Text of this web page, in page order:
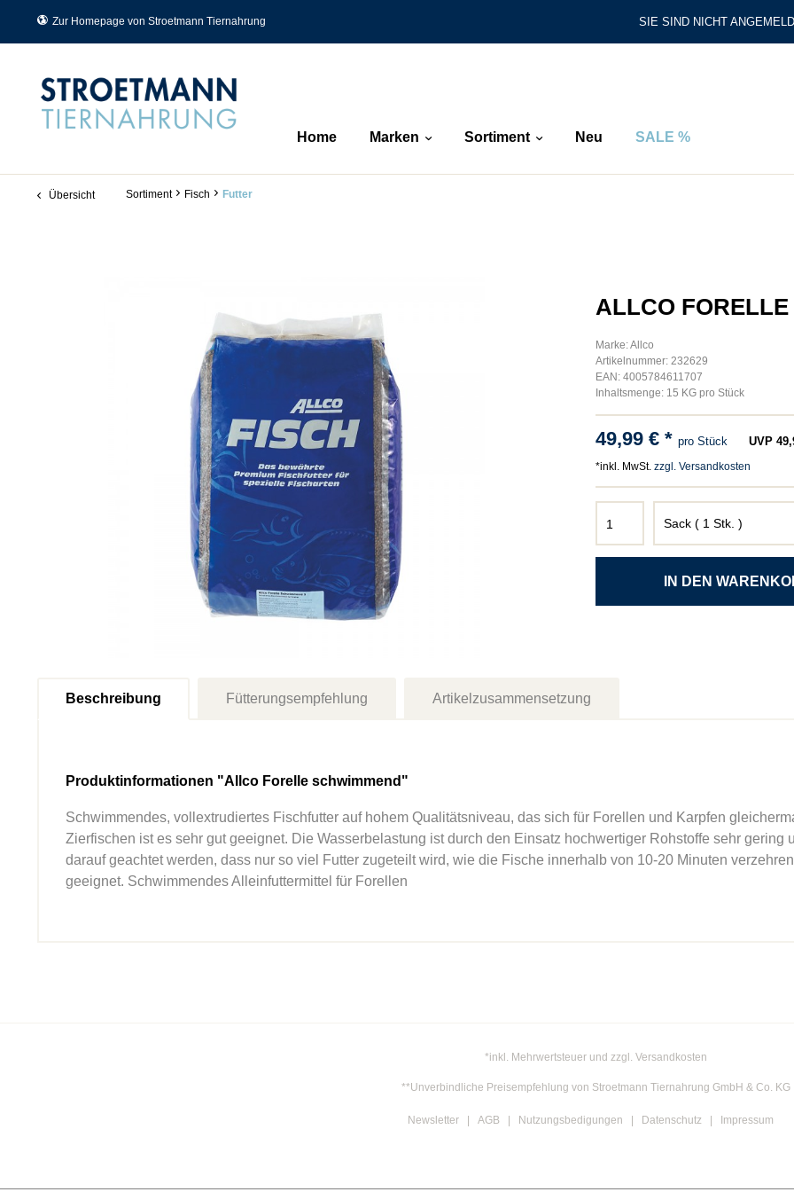
Zur Homepage von Stroetmann Tiernahrung SIE SIND NICHT
Home Marken Sortiment Neu SALE %
Übersicht Sortiment Fisch Futter
ALLCO
Marke: Allco
Artikelnummer: 232629
EAN: 4005784611707
Inhaltsmenge: 15 KG pro Stück
49,99 € * pro Stück UVP
*inkl. MwSt. zzgl. Versandkosten
Beschreibung Fütterungsempfehlung Artikelzusammensetzung
Produktinformationen "Allco Forelle schwimmend"
Schwimmendes, vollextrudiertes Fischfutter auf hohem Qualitätsniveau, das sich für Forellen und Karpfen
Zierfischen ist es sehr gut geeignet. Die Wasserbelastung ist durch den Einsatz hochwertiger Rohstoffe sehr gering
darauf geachtet werden, dass nur so viel Futter zugeteilt wird, wie die Fische innerhalb von 10-20 Minuten
geeignet. Schwimmendes Alleinfuttermittel für Forellen
*inkl. Mehrwertsteuer und zzgl. Versandkosten
**Unverbindliche Preisempfehlung von Stroetmann Tiernahrung GmbH & Co. KG
Newsletter AGB Nutzungsbedigungen Datenschutz Impressum